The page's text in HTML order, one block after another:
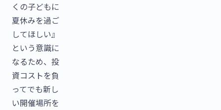
くの子どもに
夏休みを過ご
してほしい』
という意識に
なるため、投
資コストを負
ってでも新し
い開催場所を